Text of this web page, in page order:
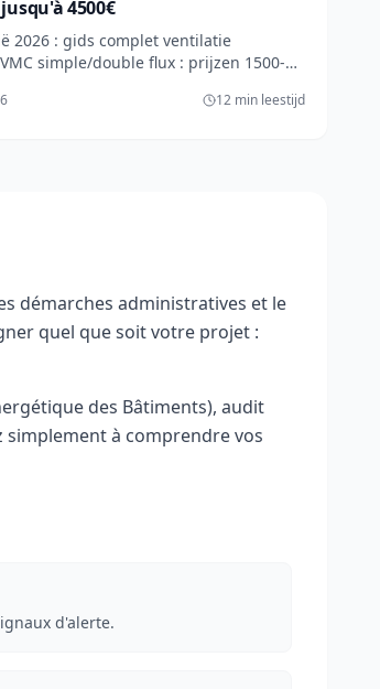
4500€
2026 : gids complet ventilatie
simple/double flux : prijzen 1500-
12 min leestijd
démarches administratives et le
quel que soit votre projet :
des Bâtiments), audit
à comprendre vos
d'alerte.